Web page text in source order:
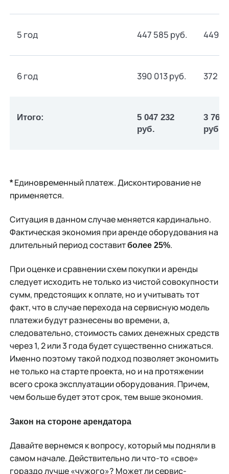
5 год 447 585 руб. 449
6 год 390 013 руб. 372
Итого:
5 047 232
руб.
3 764
руб.
*Единовременный платеж. Дисконтирование не
применяется.
Ситуация в данном случае меняется кардинально.
Фактическая экономия при аренде оборудования на
длительный период составитболее 25%.
При оценке и сравнении схем покупки и аренды
следует исходить не только из чистой совокупности
сумм, предстоящих к оплате, но и учитывать тот
факт, что в случае перехода на сервисную модель
платежи будут разнесены во времени, а,
следовательно, стоимость самих денежных средств
через 1, 2 или 3 года будет существенно снижаться.
Именно поэтому такой подход позволяет экономить
не только на старте проекта, но и на протяжении
всего срока эксплуатации оборудования. Причем,
чем больше будет этот срок, тем выше экономия.
Закон на стороне арендатора
Давайте вернемся к вопросу, который мы подняли в
самом начале. Действительно ли что-то «свое»
гораздо лучше «чужого»? Может ли сервис-